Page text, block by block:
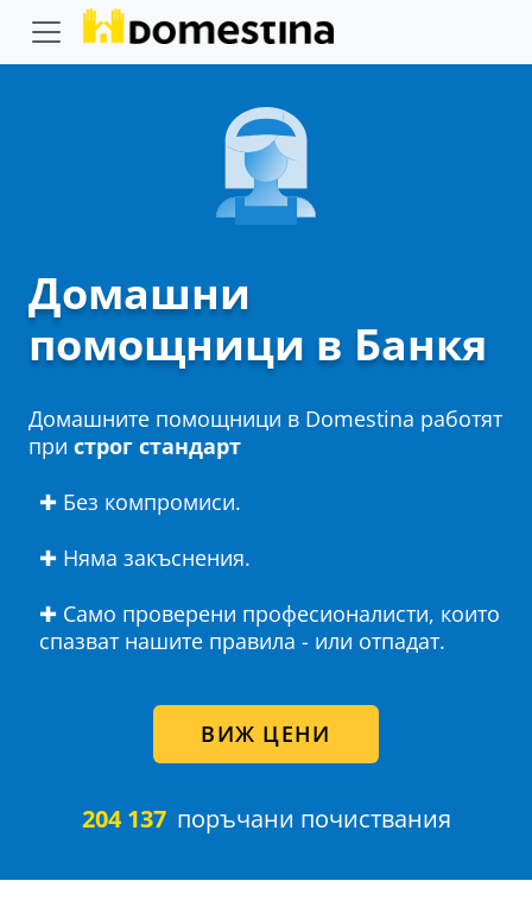
Домашни
помощници в Банкя
Домашните помощници в Domestina работят
при строг стандарт
✚ Без компромиси.
✚ Няма закъснения.
✚ Само проверени професионалисти, които
спазват нашите правила - или отпадат.
ВИЖ ЦЕНИ
204 137 поръчани почиствания